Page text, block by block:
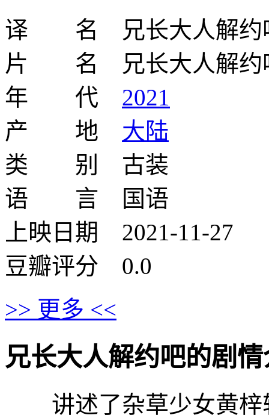
译 名 兄长大人解约
片 名 兄长大人解约
年 代 2021
产 地 大陆
类 别 古装
语 言 国语
上映日期 2021-11-27
豆瓣评分 0.0
>> 更多 <<
兄长大人解约吧的剧情
讲述了杂草少女黄梓